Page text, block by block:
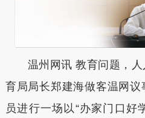
温州网讯 教育问题，人
育局局长郑建海做客温网
员进行一场以“办家门口好